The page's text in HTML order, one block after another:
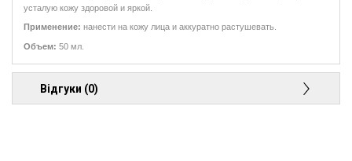
усталую кожу здоровой и яркой.
Применение: нанести на кожу лица и аккуратно растушевать.
Объем: 50 мл.
Відгуки (0)